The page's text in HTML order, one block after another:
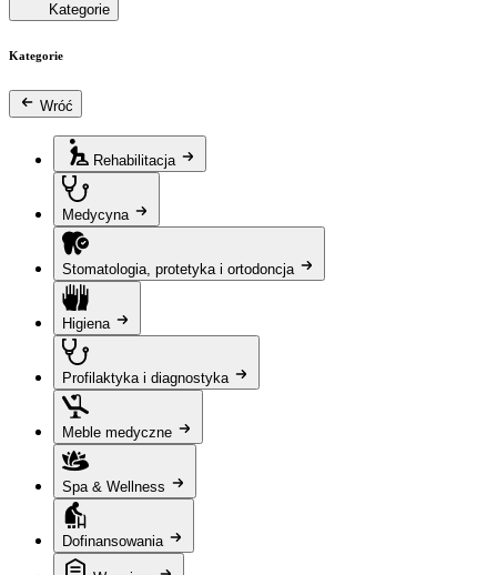
Kategorie
Kategorie
Wróć
Rehabilitacja
Medycyna
Stomatologia, protetyka i ortodoncja
Higiena
Profilaktyka i diagnostyka
Meble medyczne
Spa & Wellness
Dofinansowania